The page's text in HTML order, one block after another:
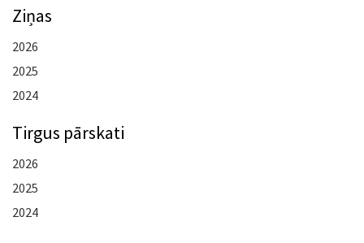
Ziņas
2026
2025
2024
Tirgus pārskati
2026
2025
2024